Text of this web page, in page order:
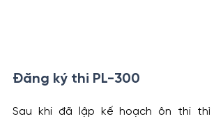
Đăng ký thi PL-300
Sau khi đã lập kế hoạch ôn thi thì